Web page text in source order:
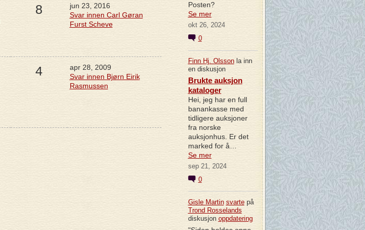
8
jun 23, 2016
Svar innen Carl Gøran
Furst Scheve
4
apr 28, 2009
Svar innen Bjørn Eirik
Rasmussen
Posten?
Se mer
okt 26, 2024
0
Finn Hj. Olssonla inn
en diskusjon
Brukte auksjon
kataloger
Hei, jeg har en full
banankasse med
tidligere auksjoner
fra norske
auksjonhus. Er det
marked for å…
Se mer
sep 21, 2024
0
Gisle Martin svartepå
Trond Rosselands
diskusjon oppdatering